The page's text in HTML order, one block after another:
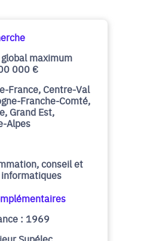
maximum
000 €
France, Centre-Val
Franche-Comté,
Grand Est,
Alpes
conseil et
: 1969